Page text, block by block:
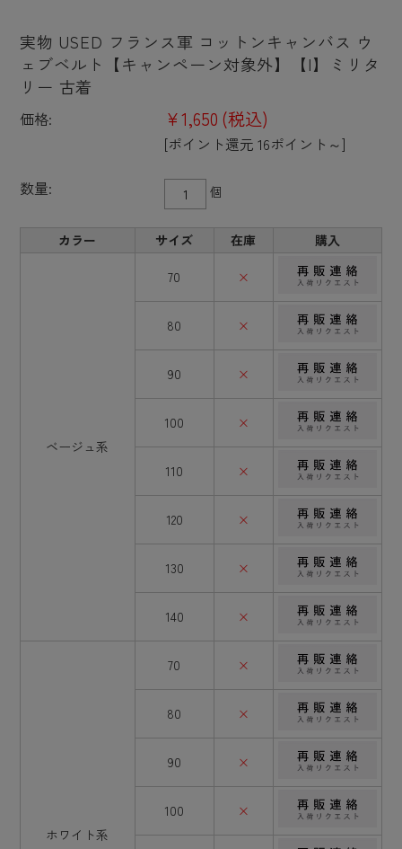
実物 USED フランス軍 コットンキャンバス ウ
ェブベルト【キャンペーン対象外】【I】ミリタ
リー 古着
価格: ¥1,650 (税込)
[ポイント還元 16ポイント～]
数量: 個
カラー サイズ 在庫 購入
ベージュ系
70 ×
80 ×
90 ×
100 ×
110 ×
120 ×
130 ×
140 ×
ホワイト系
70 ×
80 ×
90 ×
100 ×